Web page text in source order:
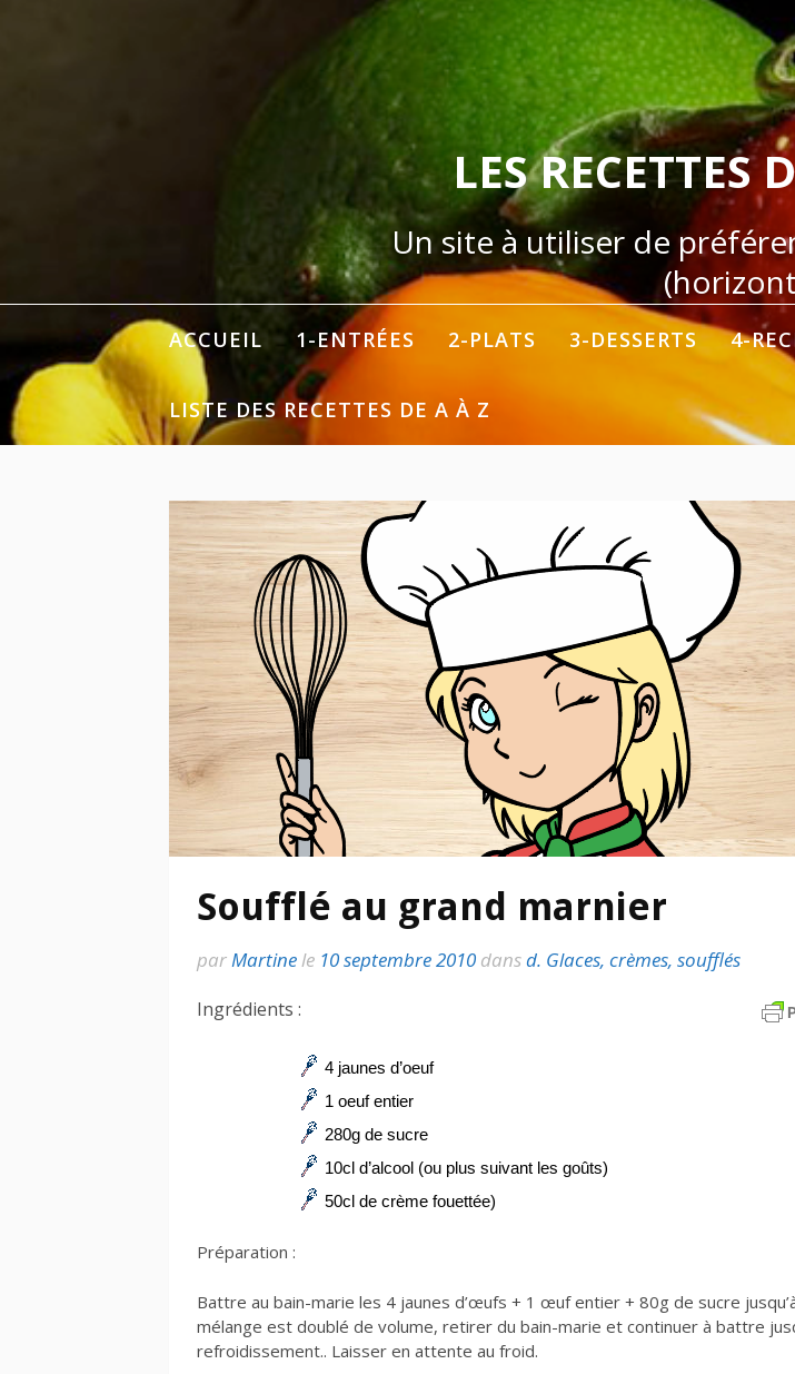
LES RECETTES
Un site à utiliser de
ACCUEIL 1-ENTRÉES 2-PLATS 3-DESSERTS 4-
LISTE DES RECETTES DE A À Z
Soufflé au grand marnier
parMartinele 10 septembre 2010 dansd. Glaces, crèmes, soufflés
Ingrédients :
4 jaunes d’oeuf
1 oeuf entier
280g de sucre
10cl d’alcool (ou plus suivant les goûts)
50cl de crème fouettée)
Préparation :
Battre au bain-marie les 4 jaunes d’œufs + 1 œuf entier + 80g de sucre
mélange est doublé de volume, retirer du bain-marie et continuer à battre
refroidissement.. Laisser en attente au froid.